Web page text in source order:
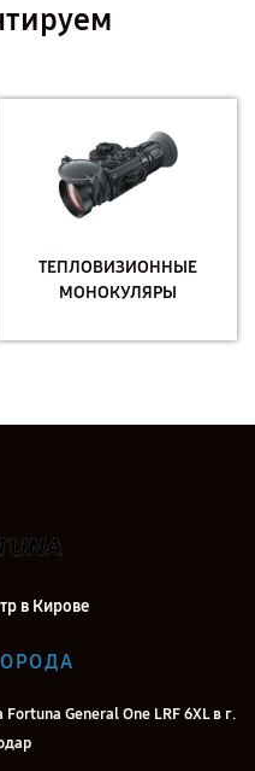
ТЕПЛОВИЗИОННЫЕ
МОНОКУЛЯРЫ
в Кирове
General One LRF 6XL в г.